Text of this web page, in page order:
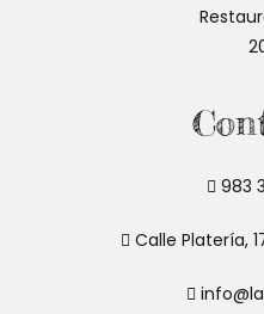
983
Calle Platería,